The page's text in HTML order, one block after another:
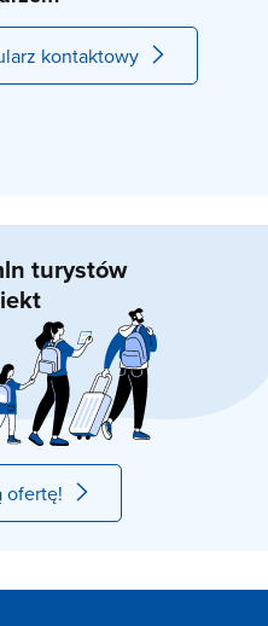
kontaktowy
turystów
ofertę!